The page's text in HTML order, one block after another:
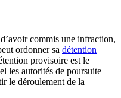
commis une infraction,
ordonner sa détention
provisoire est le
les autorités de poursuite
le déroulement de la